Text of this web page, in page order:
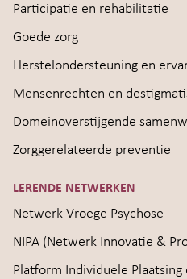
Participatie en rehabilitatie
Goede zorg
Herstelondersteuning en
Mensenrechten en
Domeinoverstijgende
Zorggerelateerde preventie
LERENDE NETWERKEN
Netwerk Vroege Psychose
NIPA (Netwerk Innovatie &
Platform Individuele Plaatsing